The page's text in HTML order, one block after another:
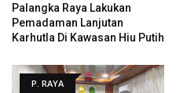
Palangka Raya Lakukan
Pemadaman Lanjutan
Karhutla Di Kawasan Hiu Putih
P. RAYA